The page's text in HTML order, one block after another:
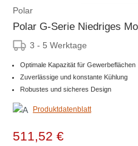
Polar
Polar G-Serie Niedriges
3 - 5 Werktage
Optimale Kapazität für Gewerbeflächen
Zuverlässige und konstante Kühlung
Robustes und sicheres Design
Produktdatenblatt
511,52 €